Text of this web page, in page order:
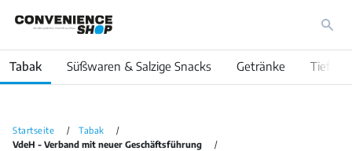
Tabak Süßwaren & Salzige Snacks Getränke
Startseite
Tabak
VdeH - Verband mit neuer Geschäftsführung